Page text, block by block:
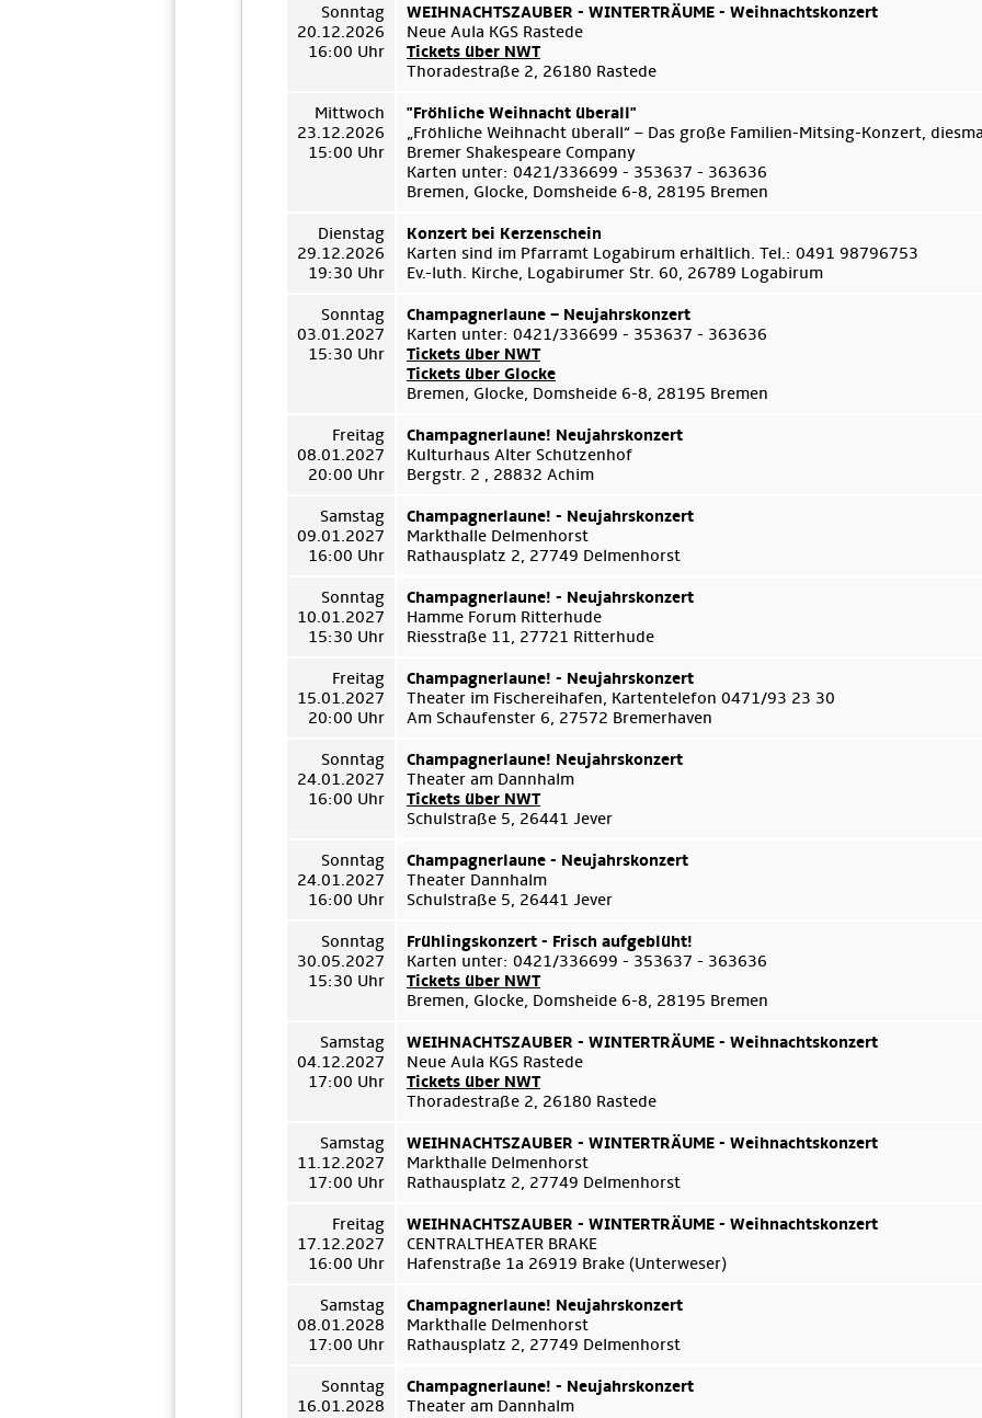
Sonntag
20.12.2026
16:00 Uhr
WEIHNACHTSZAUBER - WINTERTRÄUME - Weihnachtskonzert
Neue Aula KGS Rastede
Tickets über NWT
Thoradestraße 2, 26180 Rastede
Mittwoch
23.12.2026
15:00 Uhr
"Fröhliche Weihnacht überall"
„Fröhliche Weihnacht überall“ – Das große Familien-Mitsing-Konzert,
Bremer Shakespeare Company
Karten unter: 0421/336699 - 353637 - 363636
Bremen, Glocke, Domsheide 6-8, 28195 Bremen
Dienstag
29.12.2026
19:30 Uhr
Konzert bei Kerzenschein
Karten sind im Pfarramt Logabirum erhältlich. Tel.: 0491 98796753
Ev.-luth. Kirche, Logabirumer Str. 60, 26789 Logabirum
Sonntag
03.01.2027
15:30 Uhr
Champagnerlaune – Neujahrskonzert
Karten unter: 0421/336699 - 353637 - 363636
Tickets über NWT
Tickets über Glocke
Bremen, Glocke, Domsheide 6-8, 28195 Bremen
Freitag
08.01.2027
20:00 Uhr
Champagnerlaune! Neujahrskonzert
Kulturhaus Alter Schützenhof
Bergstr. 2 , 28832 Achim
Samstag
09.01.2027
16:00 Uhr
Champagnerlaune! - Neujahrskonzert
Markthalle Delmenhorst
Rathausplatz 2, 27749 Delmenhorst
Sonntag
10.01.2027
15:30 Uhr
Champagnerlaune! - Neujahrskonzert
Hamme Forum Ritterhude
Riesstraße 11, 27721 Ritterhude
Freitag
15.01.2027
20:00 Uhr
Champagnerlaune! - Neujahrskonzert
Theater im Fischereihafen, Kartentelefon 0471/93 23 30
Am Schaufenster 6, 27572 Bremerhaven
Sonntag
24.01.2027
16:00 Uhr
Champagnerlaune! Neujahrskonzert
Theater am Dannhalm
Tickets über NWT
Schulstraße 5, 26441 Jever
Sonntag
24.01.2027
16:00 Uhr
Champagnerlaune - Neujahrskonzert
Theater Dannhalm
Schulstraße 5, 26441 Jever
Sonntag
30.05.2027
15:30 Uhr
Frühlingskonzert - Frisch aufgeblüht!
Karten unter: 0421/336699 - 353637 - 363636
Tickets über NWT
Bremen, Glocke, Domsheide 6-8, 28195 Bremen
Samstag
04.12.2027
17:00 Uhr
WEIHNACHTSZAUBER - WINTERTRÄUME - Weihnachtskonzert
Neue Aula KGS Rastede
Tickets über NWT
Thoradestraße 2, 26180 Rastede
Samstag
11.12.2027
17:00 Uhr
WEIHNACHTSZAUBER - WINTERTRÄUME - Weihnachtskonzert
Markthalle Delmenhorst
Rathausplatz 2, 27749 Delmenhorst
Freitag
17.12.2027
16:00 Uhr
WEIHNACHTSZAUBER - WINTERTRÄUME - Weihnachtskonzert
CENTRALTHEATER BRAKE
Hafenstraße 1a 26919 Brake (Unterweser)
Samstag
08.01.2028
17:00 Uhr
Champagnerlaune! Neujahrskonzert
Markthalle Delmenhorst
Rathausplatz 2, 27749 Delmenhorst
Sonntag
16.01.2028
Champagnerlaune! - Neujahrskonzert
Theater am Dannhalm